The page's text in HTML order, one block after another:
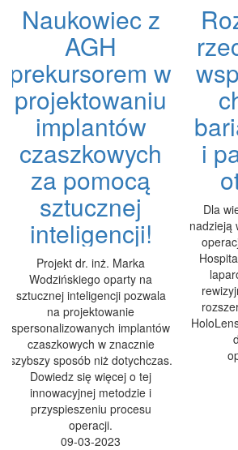
Naukowiec z
AGH
prekursorem w
projektowaniu
implantów
czaszkowych
za pomocą
sztucznej
inteligencji!
Projekt dr. inż. Marka
Wodzińskiego oparty na
sztucznej inteligencji pozwala
na projektowanie
spersonalizowanych implantów
czaszkowych w znacznie
szybszy sposób niż dotychczas.
Dowiedz się więcej o tej
innowacyjnej metodzie i
przyspieszeniu procesu
operacji.
09-03-2023
i
Dla
nadzieją